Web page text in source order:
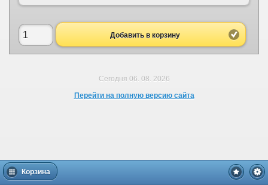
Добавить в корзину
Сегодня 06. 08. 2026
Перейти на полную версию сайта
Корзина